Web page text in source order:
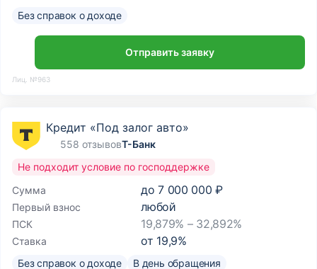
Без справок о доходе
Отправить заявку
Лиц. №963
Кредит «Под залог авто»
558 отзывовТ-Банк
Сумма до 7 000 000 ₽
Первый взнос любой
ПСК 19,879% – 32,892%
Ставка от 19,9%
Не подходит условие по господдержке
Без справок о доходе В день обращения